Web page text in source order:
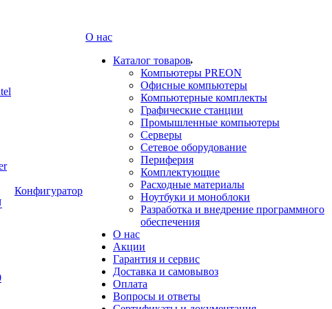
Конфигуратор
О нас
Каталог товаров
Компьютеры PREON
Офисные компьютеры
Компьютерные комплекты
Графические станции
Промышленные компьютеры
Серверы
Сетевое оборудование
Периферия
Комплектующие
Расходные материалы
Ноутбуки и моноблоки
Разработка и внедрение программного
обеспечения
О нас
Акции
Гарантия и сервис
Доставка и самовывоз
Оплата
Вопросы и ответы